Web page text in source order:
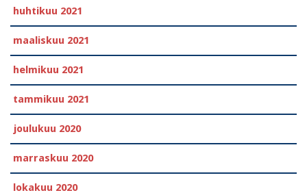
huhtikuu 2021
maaliskuu 2021
helmikuu 2021
tammikuu 2021
joulukuu 2020
marraskuu 2020
lokakuu 2020